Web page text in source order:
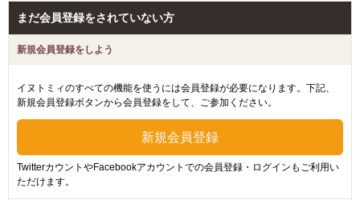
まだ会員登録をされていない方
新規会員登録をしよう
イヌトミィのすべての機能を使うには会員登録が必要になります。下記、
新規会員登録ボタンから会員登録をして、ご参加ください。
TwitterカウントやFacebookアカウントでの会員登録・ログインもご利用い
ただけます。